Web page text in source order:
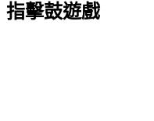
指擊鼓遊戲